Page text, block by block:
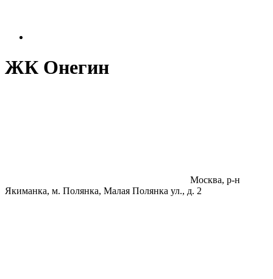
ЖК Онегин
Москва, р-н
Якиманка, м. Полянка, Малая Полянка ул., д. 2